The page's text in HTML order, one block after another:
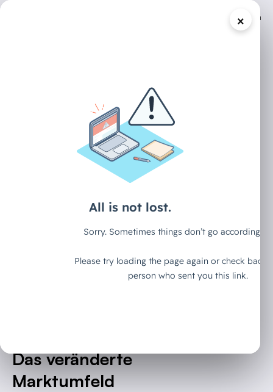
×
KI revolutioniert
SEO-Audits für
Agenturen: Von
8.000-Euro-
Paketen zur 80-
Automatisierung
Das veränderte
Marktumfeld